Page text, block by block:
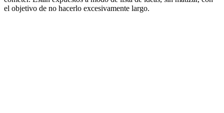
el objetivo de no hacerlo excesivamente largo.